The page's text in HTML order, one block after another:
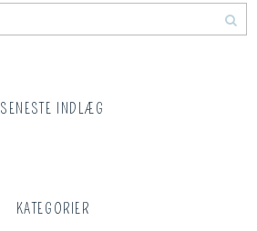
SENESTE INDLÆG
KATEGORIER